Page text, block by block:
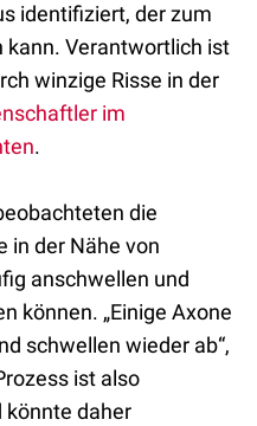
identifiziert, der zum
kann. Verantwortlich ist
winzige Risse in der
im
.
die
in der Nähe von
anschwellen und
können. „Einige Axone
schwellen wieder ab“,
ist also
könnte daher